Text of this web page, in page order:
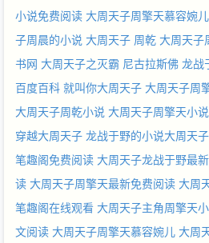
小说免费阅读 大周天子周擎天慕容婉
子周晨的小说 大周天子 周乾 大周天子
书网 大周天子之灭霸 尼古拉斯佛 龙战
百度百科 就叫你大周天子 大周天子周
大周天子周乾小说 大周天子周擎天小
穿越大周天子 龙战于野的小说大周天子
笔趣阁免费阅读 大周天子龙战于野最新
读 大周天子周擎天最新免费阅读 大周
笔趣阁在线观看 大周天子主角周擎天
文阅读 大周天子周擎天慕容婉儿 大周